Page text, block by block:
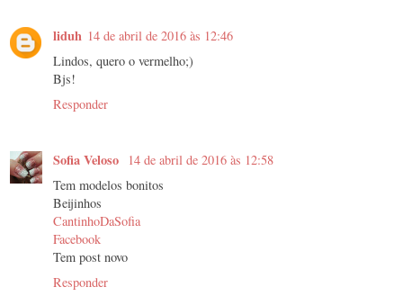
liduh 14 de abril de 2016 às 12:46
Lindos, quero o vermelho;)
Bjs!
Responder
Sofia Veloso
14 de abril de 2016 às 12:58
Tem modelos bonitos
Beijinhos
CantinhoDaSofia
Facebook
Tem post novo
Responder